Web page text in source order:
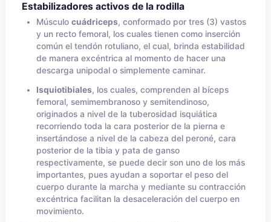
Estabilizadores activos de la rodilla
Músculo cuádriceps, conformado por tres (3) vastos
y un recto femoral, los cuales tienen como inserción
común el tendón rotuliano, el cual, brinda estabilidad
de manera excéntrica al momento de hacer una
descarga unipodal o simplemente caminar.
Isquiotibiales, los cuales, comprenden al bíceps
femoral, semimembranoso y semitendinoso,
originados a nivel de la tuberosidad isquiática
recorriendo toda la cara posterior de la pierna e
insertándose a nivel de la cabeza del peroné, cara
posterior de la tibia y pata de ganso
respectivamente, se puede decir son uno de los más
importantes, pues ayudan a soportar el peso del
cuerpo durante la marcha y mediante su contracción
excéntrica facilitan la desaceleración del cuerpo en
movimiento.